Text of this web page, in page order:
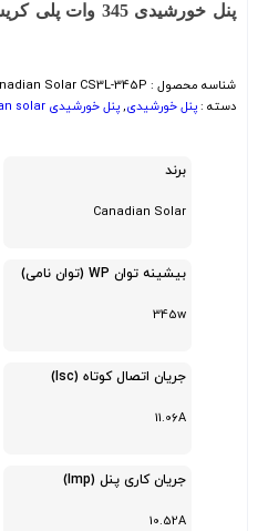
پنل خورشیدی 345 وات پلی کریستال برند Canadian Solar
شناسه محصول :Canadian Solar CS3L-345P
دسته :پنل خورشیدی,پنل خورشیدی Canadian solar
برند
Canadian Solar
بیشینه توان WP (توان نامی)
جریان اتصال کوتاه (Isc)
جریان کاری پنل (Imp)